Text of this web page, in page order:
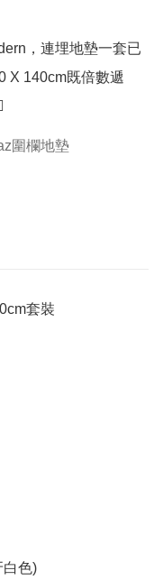
，連埋地墊一套已
X 140cm既倍數遞
圍欄地墊
套裝
白色)